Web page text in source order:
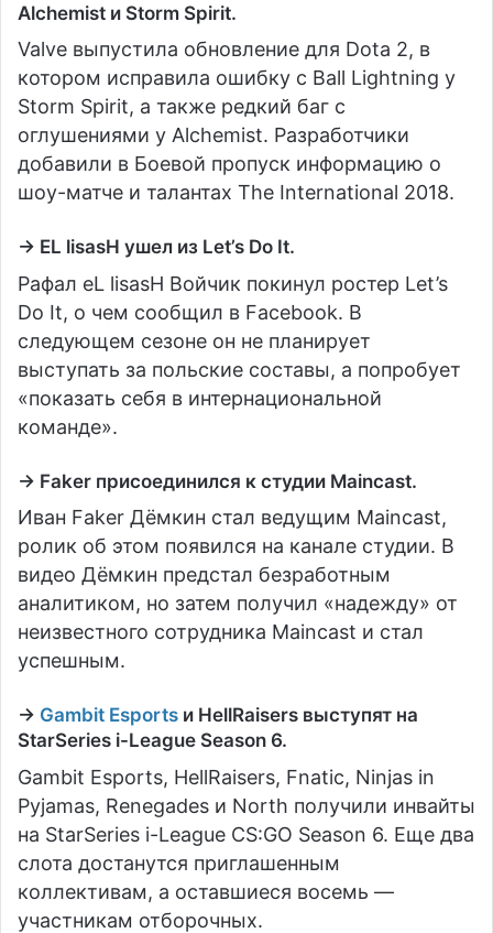
Alchemist и Storm Spirit.
Valve выпустила обновление для Dota 2, в
котором исправила ошибку с Ball Lightning у
Storm Spirit, а также редкий баг с
оглушениями у Alchemist. Разработчики
добавили в Боевой пропуск информацию о
шоу-матче и талантах The International 2018.
→ EL lisasH ушел из Let’s Do It.
Рафал eL lisasH Войчик покинул ростер Let’s
Do It, о чем сообщил в Facebook. В
следующем сезоне он не планирует
выступать за польские составы, а попробует
«показать себя в интернациональной
команде».
→ Faker присоединился к студии Maincast.
Иван Faker Дёмкин стал ведущим Maincast,
ролик об этом появился на канале студии. В
видео Дёмкин предстал безработным
аналитиком, но затем получил «надежду» от
неизвестного сотрудника Maincast и стал
успешным.
→ Gambit Esports и HellRaisers выступят на
StarSeries i-League Season 6.
Gambit Esports, HellRaisers, Fnatic, Ninjas in
Pyjamas, Renegades и North получили инвайты
на StarSeries i-League CS:GO Season 6. Еще два
слота достанутся приглашенным
коллективам, а оставшиеся восемь —
участникам отборочных.